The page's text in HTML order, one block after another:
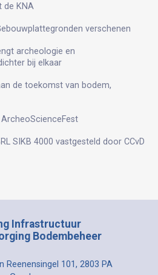
de KNA
verschenen
archeologie en
bij elkaar
de toekomst van bodem,
SIKB 4000 vastgesteld door CCvD
Infrastructuur
Bodembeheer
Reenensingel 101, 2803 PA